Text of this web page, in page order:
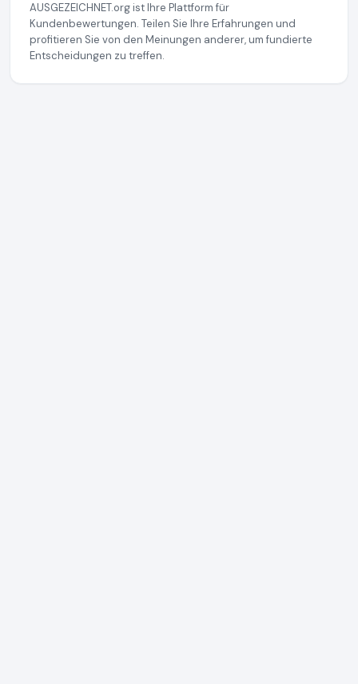
AUSGEZEICHNET.org ist Ihre Plattform für
Kundenbewertungen. Teilen Sie Ihre Erfahrungen und
profitieren Sie von den Meinungen anderer, um fundierte
Entscheidungen zu treffen.